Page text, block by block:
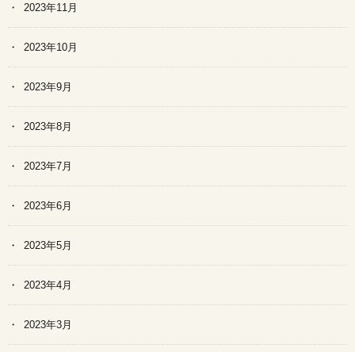
2023年11月
2023年10月
2023年9月
2023年8月
2023年7月
2023年6月
2023年5月
2023年4月
2023年3月